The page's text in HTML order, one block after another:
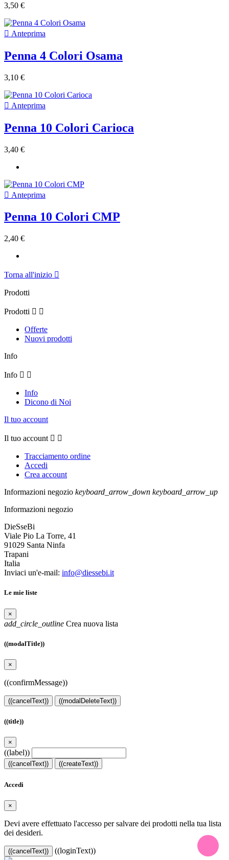
3,50 €
 Anteprima
Penna 4 Colori Osama
3,10 €
 Anteprima
Penna 10 Colori Carioca
3,40 €
 Anteprima
Penna 10 Colori CMP
2,40 €
Torna all'inizio 
Prodotti
Prodotti  
Offerte
Nuovi prodotti
Info
Info  
Info
Dicono di Noi
Il tuo account
Il tuo account  
Tracciamento ordine
Accedi
Crea account
Informazioni negozio keyboard_arrow_down keyboard_arrow_up
Informazioni negozio
DieSseBi
Viale Pio La Torre, 41
91029 Santa Ninfa
Trapani
Italia
Inviaci un'e-mail: info@diessebi.it
Le mie liste
×
add_circle_outline Crea nuova lista
((modalTitle))
×
((confirmMessage))
((cancelText)) ((modalDeleteText))
((title))
×
((label))
((cancelText)) ((createText))
Accedi
×
Devi avere effettuato l'accesso per salvare dei prodotti nella tua lista
dei desideri.
((cancelText)) ((loginText))